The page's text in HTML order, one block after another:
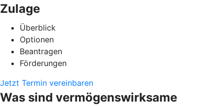
Zulage
Überblick
Optionen
Beantragen
Förderungen
Jetzt Termin vereinbaren
Was sind vermögenswirksame